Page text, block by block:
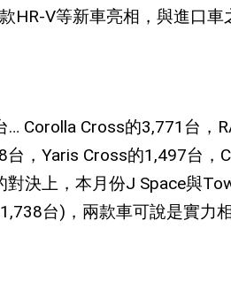
HR-V等新車亮相，與進口車
… Corolla Cross的3,771 台，
台， Yaris Cross的1,497台，
對決上，本月份J Space與
台) ，兩款車可說是實力